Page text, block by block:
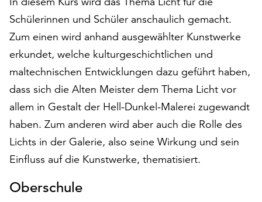
auf
„Alle
akzeptieren“,
um
alle
Cookies
zu
akzeptieren.
Sie
Ihr
Einverständnis
ändern
Schülerinnen und Schüler anschaulich gemacht.
Zum einen wird anhand ausgewählter Kunstwerke
erkundet, welche kulturgeschichtlichen und
maltechnischen Entwicklungen dazu geführt haben,
dass sich die Alten Meister dem Thema Licht vor
allem in Gestalt der Hell-Dunkel-Malerei zugewandt
haben. Zum anderen wird aber auch die Rolle des
Lichts in der Galerie, also seine Wirkung und sein
Einfluss auf die Kunstwerke, thematisiert.
Oberschule